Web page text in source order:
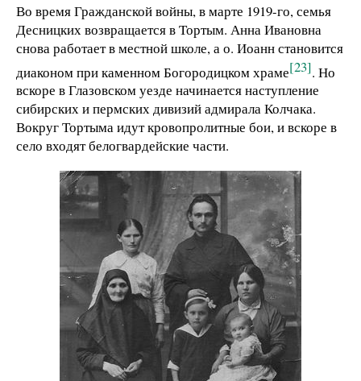
Во время Гражданской войны, в марте 1919-го, семья
Десницких возвращается в Тортым. Анна Ивановна
снова работает в местной школе, а о. Иоанн становится
диаконом при каменном Богородицком храме[23]. Но
вскоре в Глазовском уезде начинается наступление
сибирских и пермских дивизий адмирала Колчака.
Вокруг Тортыма идут кровопролитные бои, и вскоре в
село входят белогвардейские части.